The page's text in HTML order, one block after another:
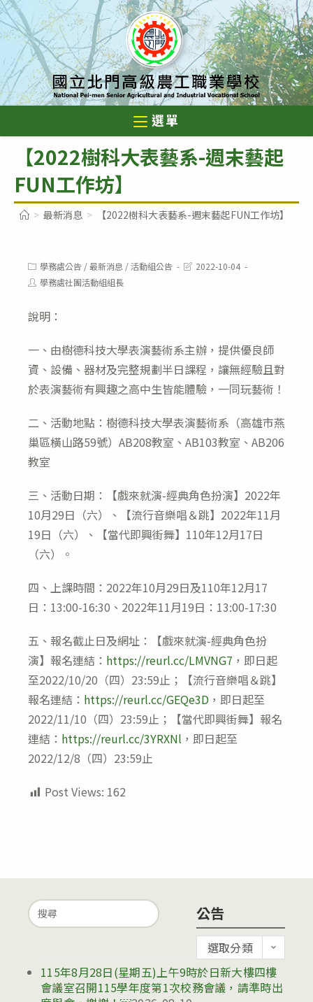
跳
轉
主
要
內
選單
【2022樹科大表藝系-週末藝起
FUN工作坊】
> 最新消息 > 【2022樹科大表藝系-週末藝起FUN工作坊】
Post
category:
學務處公告 /最新消息 /活動組公告
Post2022-10-04
Post學務處社團活動組組長
說明：
一、由樹德科技大學表演藝術系主辦，提供優良師
資、設備、器材及完整規劃半日課程，讓無經驗且對
於表演藝術有興趣之高中生皆能體驗，一同玩藝術！
二、活動地點：樹德科技大學表演藝術系（高雄市燕
巢區橫山路59號）AB208教室、AB103教室、AB206
教室
三、活動日期：【戲來就演-經典角色扮演】2022年
10月29日（六）、【流行音樂唱＆跳】2022年11月
19日（六）、【當代即興街舞】110年12月17日
（六）。
四、上課時間：2022年10月29日及110年12月17
日：13:00-16:30、2022年11月19日：13:00-17:30
五、報名截止日及網址：【戲來就演-經典角色扮
演】報名連結： https://reurl.cc/LMVNG7 ，即日起
至2022/10/20（四）23:59止；【流行音樂唱＆跳】
報名連結： https://reurl.cc/GEQe3D ，即日起至
2022/11/10（四）23:59止；【當代即興街舞】報名
連結： https://reurl.cc/3YRXNl ，即日起至
2022/12/8（四）23:59止
Post Views: 162
Search
for:
公告
告
選取分類
115年8月28日(星期五)上午9時於日新大樓四樓
會議室召開115學年度第1次校務會議，請準時出